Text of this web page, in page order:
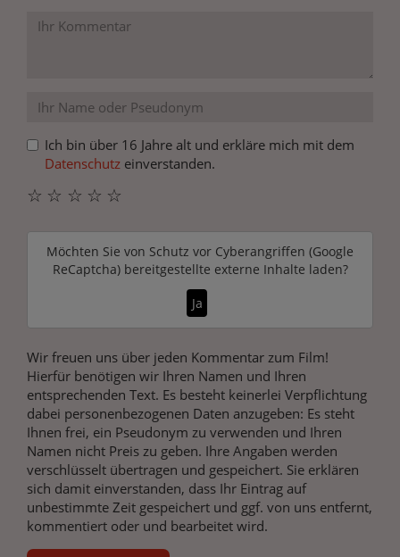
Ich bin über 16 Jahre alt und erkläre mich mit dem
Datenschutz einverstanden.
☆
☆
☆
☆
☆
Möchten Sie von Schutz vor Cyberangriffen (Google
ReCaptcha)bereitgestellte externe Inhalte laden?
Ja
Wir freuen uns über jeden Kommentar zum Film!
Hierfür benötigen wir Ihren Namen und Ihren
entsprechenden Text. Es besteht keinerlei Verpflichtung
dabei personenbezogenen Daten anzugeben: Es steht
Ihnen frei, ein Pseudonym zu verwenden und Ihren
Namen nicht Preis zu geben. Ihre Angaben werden
verschlüsselt übertragen und gespeichert. Sie erklären
sich damit einverstanden, dass Ihr Eintrag auf
unbestimmte Zeit gespeichert und ggf. von uns entfernt,
kommentiert oder und bearbeitet wird.